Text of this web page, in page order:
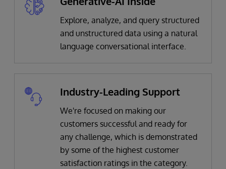
Explore, analyze, and query structured
and unstructured data using a natural
language conversational interface.
Industry-Leading Support
We're focused on making our
customers successful and ready for
any challenge, which is demonstrated
by some of the highest customer
satisfaction ratings in the category.